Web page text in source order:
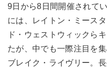
9日から8日間開催されて
には、レイトン・ミース
ド・ウェストウィックら
たが、中でも一際注目を
ブレイク・ライヴリー。